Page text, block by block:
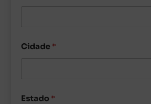
Cidade*
Estado *